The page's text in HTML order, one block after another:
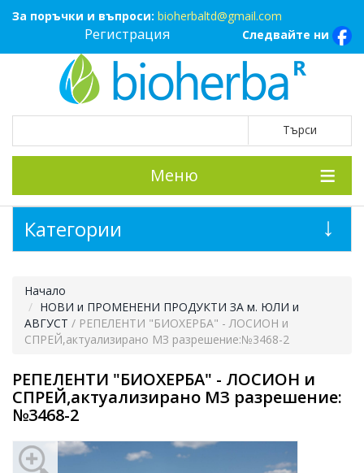
За поръчки и въпроси: bioherbaltd@gmail.com
Следвайте ни
Регистрация
Меню
Начало
НОВИ и ПРОМЕНЕНИ ПРОДУКТИ ЗА м. ЮЛИ и
АВГУСТ / РЕПЕЛЕНТИ "БИОХЕРБА" - ЛОСИОН и
СПРЕЙ,актуализирано МЗ разрешение:№3468-2
РЕПЕЛЕНТИ "БИОХЕРБА" - ЛОСИОН и
СПРЕЙ,актуализирано МЗ разрешение:
№3468-2
Категории